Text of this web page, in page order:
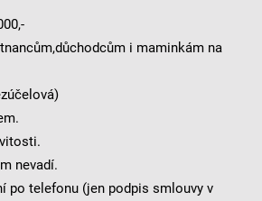
i maminkám na
nevadí.
po telefonu (jen podpis smlouvy v